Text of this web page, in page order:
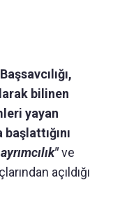
bilinen
yayan
ve
açıldığı